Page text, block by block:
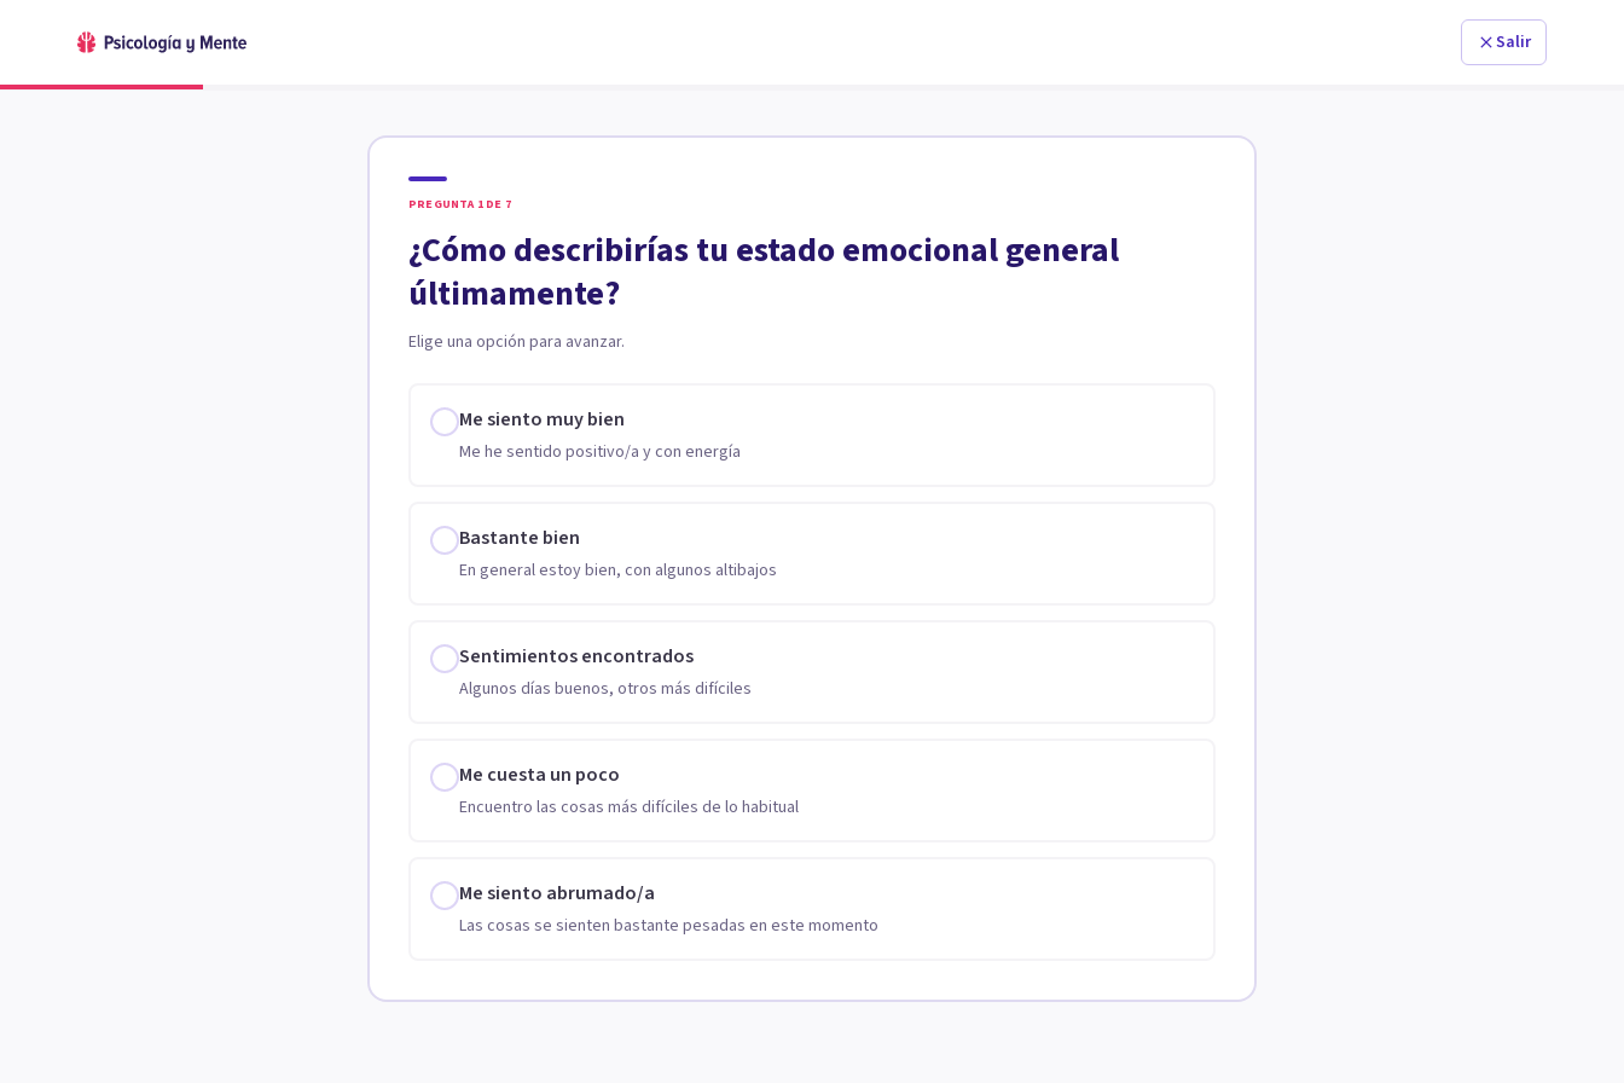
Salir
PREGUNTA 1 DE 7
¿Cómo describirías tu estado emocional general
últimamente?
Elige una opción para avanzar.
Me siento muy bien
Me he sentido positivo/a y con energía
Bastante bien
En general estoy bien, con algunos altibajos
Sentimientos encontrados
Algunos días buenos, otros más difíciles
Me cuesta un poco
Encuentro las cosas más difíciles de lo habitual
Me siento abrumado/a
Las cosas se sienten bastante pesadas en este momento